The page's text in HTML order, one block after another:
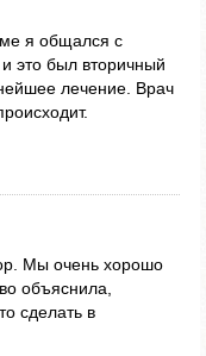
я общался с
это был вторичный
лечение. Врач
Мы очень хорошо
объяснила,
сделать в